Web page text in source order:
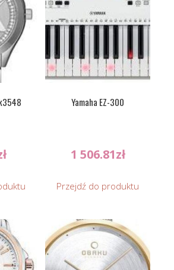
Yamaha EZ-300
1 506.81zł
Przejdź do produktu